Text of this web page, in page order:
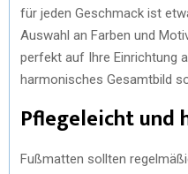
für jeden Geschmack ist
Auswahl an Farben und
perfekt auf Ihre Einrichtung
harmonisches Gesamtbild
Pflegeleicht und
Fußmatten sollten